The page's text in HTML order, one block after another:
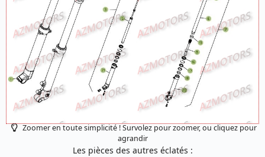
Zoomer en toute simplicité ! Survolez pour zoomer, ou cliquez pour
agrandir
Les pièces des autres éclatés :